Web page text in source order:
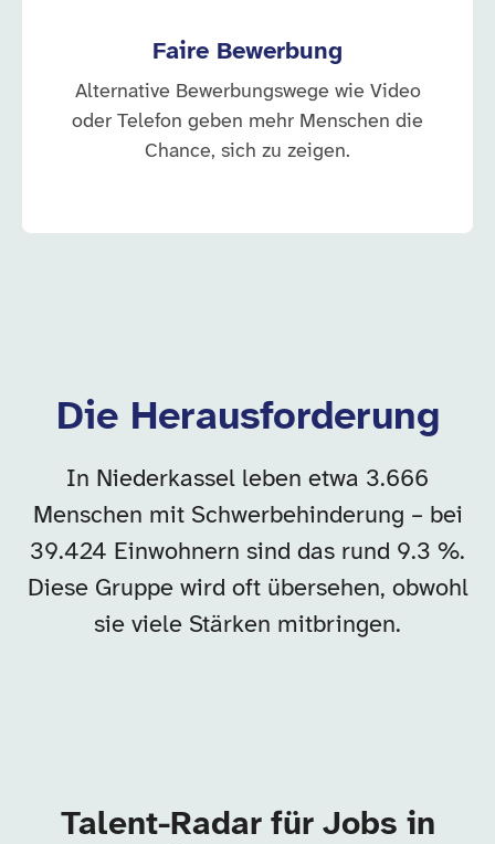
Faire Bewerbung
Alternative Bewerbungswege wie Video
oder Telefon geben mehr Menschen die
Chance, sich zu zeigen.
Die Herausforderung
In Niederkassel leben etwa 3.666
Menschen mit Schwerbehinderung – bei
39.424 Einwohnern sind das rund 9.3 %.
Diese Gruppe wird oft übersehen, obwohl
sie viele Stärken mitbringen.
Talent-Radar für Jobs in